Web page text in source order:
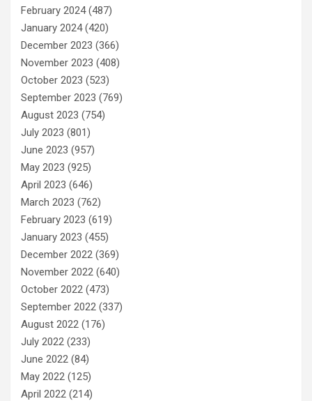
February 2024(487)
January 2024(420)
December 2023 (366)
November 2023 (408)
October 2023 (523)
September 2023 (769)
August 2023 (754)
July 2023 (801)
June 2023 (957)
May 2023 (925)
April 2023 (646)
March 2023 (762)
February 2023 (619)
January 2023 (455)
December 2022 (369)
November 2022 (640)
October 2022 (473)
September 2022 (337)
August 2022 (176)
July 2022 (233)
June 2022 (84)
May 2022 (125)
April 2022 (214)